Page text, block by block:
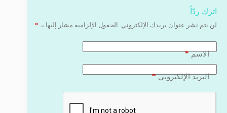
اترك ردّاً
لن يتم نشر عنوان بريدك الإلكتروني. الحقول الإلزامية مشار إليها بـ *
الاسم*
البريد الإلكتروني*